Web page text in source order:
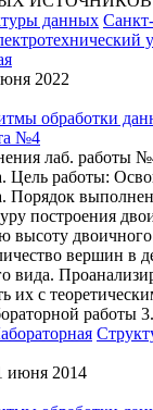
данных
2022
обработки
№4
лаб. работы
Цель работы:
Порядок
построения
двоичного
вершин в
вида.
их с
работы 3.
июня 2014